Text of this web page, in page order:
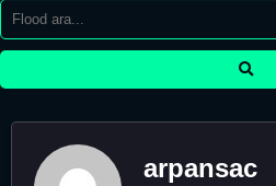
arpansac